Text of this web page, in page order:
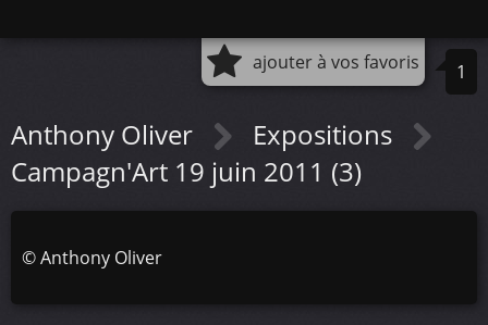
ajouter à vos favoris 1
Anthony Oliver
Expositions
Campagn'Art 19 juin 2011 (3)
©Anthony Oliver